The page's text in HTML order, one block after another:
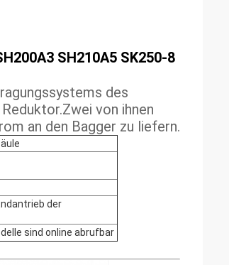
SH210A5 SK250-8
des
von ihnen
an den Bagger zu liefern.
der
sind online abrufbar